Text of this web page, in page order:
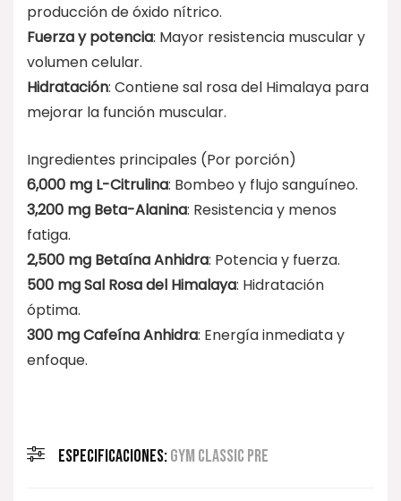
producción de óxido nítrico.
Fuerza y potencia: Mayor resistencia muscular y
volumen celular.
Hidratación: Contiene sal rosa del Himalaya para
mejorar la función muscular.
Ingredientes principales (Por porción)
6,000 mg L-Citrulina: Bombeo y flujo sanguíneo.
3,200 mg Beta-Alanina: Resistencia y menos
fatiga.
2,500 mg Betaína Anhidra: Potencia y fuerza.
500 mg Sal Rosa del Himalaya: Hidratación
óptima.
300 mg Cafeína Anhidra: Energía inmediata y
enfoque.
ESPECIFICACIONES:GYM CLASSIC PRE